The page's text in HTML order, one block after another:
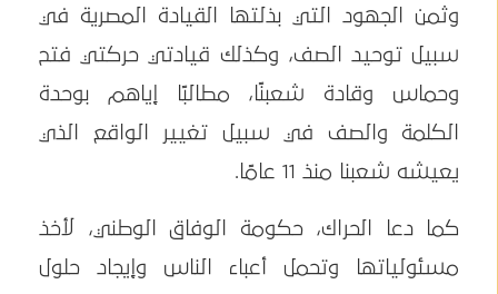
وثمن الجهود التي بذلتها القيادة المصرية في
سبيل توحيد الصف، وكذلك قيادتي حركتي فتح
وحماس وقادة شعبنًا، مطالبًا إياهم بوحدة
الكلمة والصف في سبيل تغيير الواقع الذي
يعيشه شعبنا منذ 11 عامًا.
كما دعا الحراك، حكومة الوفاق الوطني، لأخذ
مسئولياتها وتحمل أعباء الناس وإيجاد حلول